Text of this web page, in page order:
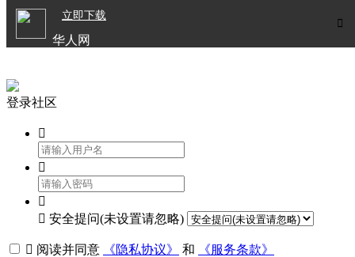

立即下载
华人网
登录社区



 安全提问(未设置请忽略)
 阅读并同意 《隐私协议》 和 《服务条款》